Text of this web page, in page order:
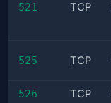
521 TCP
525 TCP
526 TCP